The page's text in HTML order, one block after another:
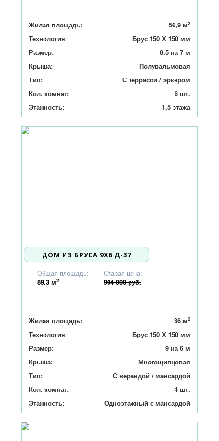
Жилая площадь: 56,9 м2
Технология:
Брус 150 Х 150 мм
Размер:
8.5 на 7 м
Крыша:
Полувальмовая
Тип:
С террасой / эркером
Кол. комнат:
6 шт.
Этажность:
1,5 этажа
ДОМ ИЗ БРУСА 9X6 Д-37
Старая цена:
904 000 руб.
Общая площадь:
89.3 м2
Жилая площадь: 36 м2
Технология:
Брус 150 Х 150 мм
Размер:
9 на 6 м
Крыша:
Многощипцовая
Тип:
С верандой / мансардой
Кол. комнат:
4 шт.
Этажность:
Одноэтажный с мансардой